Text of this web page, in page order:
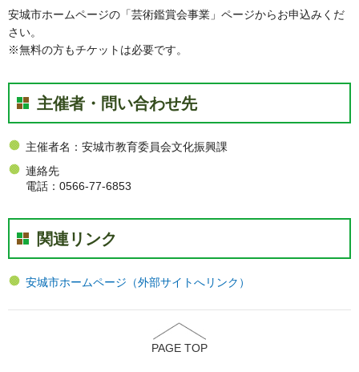
安城市ホームページの「芸術鑑賞会事業」ページからお申込みくだ
さい。
※無料の方もチケットは必要です。
主催者・問い合わせ先
主催者名：安城市教育委員会文化振興課
連絡先
電話：0566-77-6853
関連リンク
安城市ホームページ（外部サイトへリンク）
PAGE TOP